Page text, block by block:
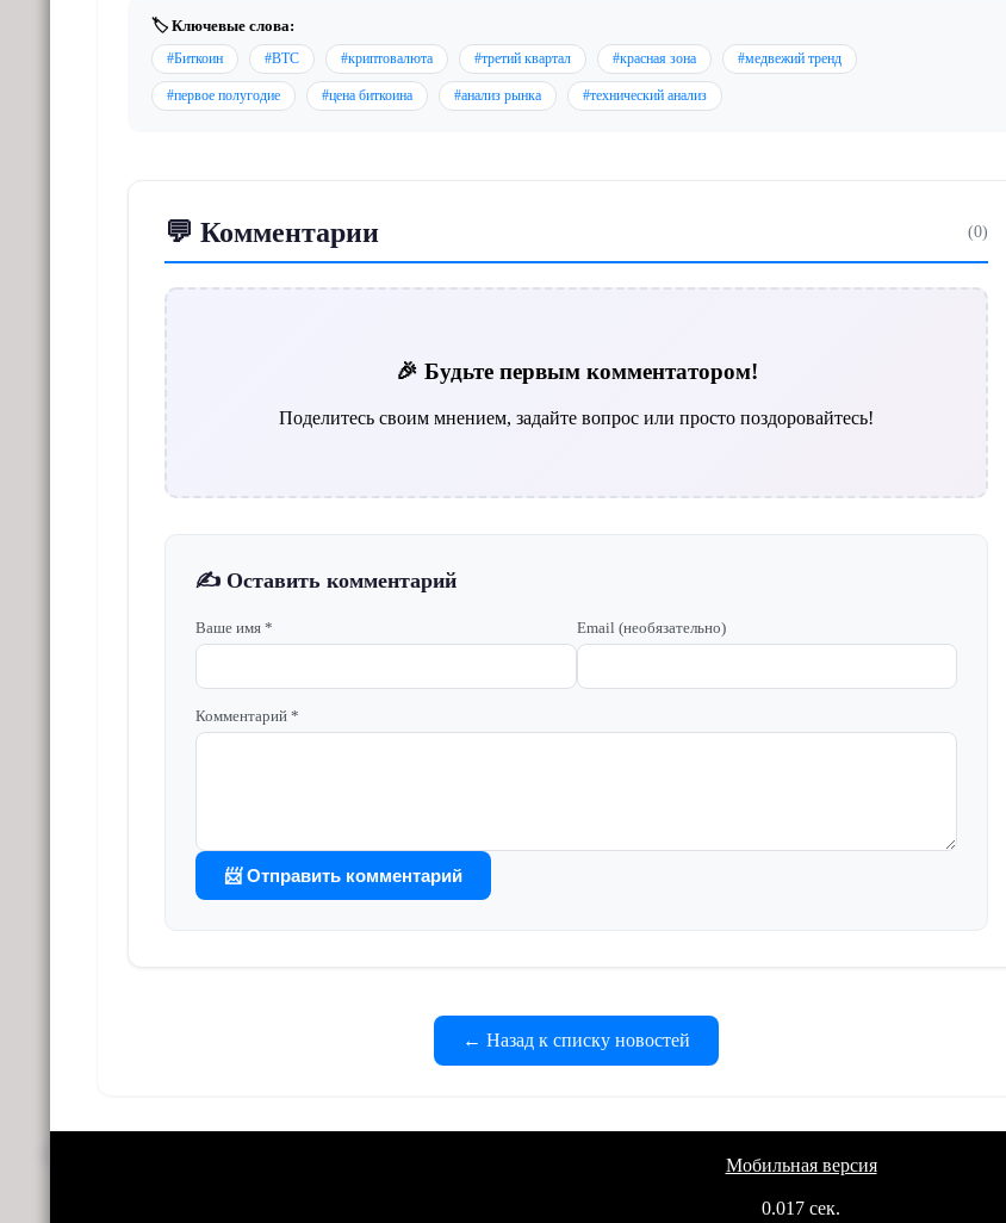
🏷️ Ключевые слова:
#Биткоин #BTC #криптовалюта #третий квартал #красная зона #медвежий тренд
#первое полугодие #цена биткоина #анализ рынка #технический анализ
💬 Комментарии (0)
🎉 Будьте первым комментатором!
Поделитесь своим мнением, задайте вопрос или просто поздоровайтесь!
✍️ Оставить комментарий
Ваше имя * Email (необязательно)
Комментарий *
📨 Отправить комментарий
← Назад к списку новостей
Мобильная версия
0.017 сек.